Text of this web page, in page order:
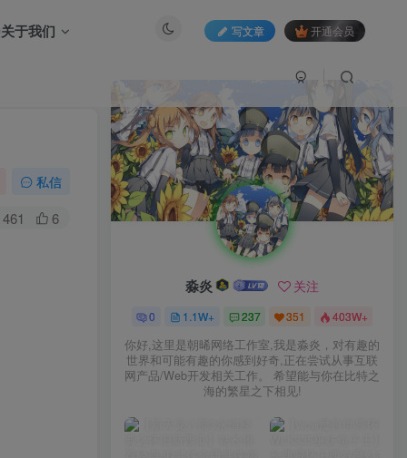
关于我们 写文章 开通会员
私信
461 6
淼炎 关注
0 1.1W+ 237 351 403W+
你好,这里是朝晞网络工作室,我是淼炎，对有趣的
世界和可能有趣的你感到好奇,正在尝试从事互联
网产品/Web开发相关工作。 希望能与你在比特之
海的繁星之下相见!